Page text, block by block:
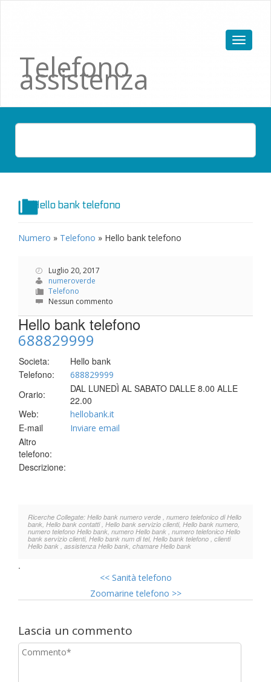
Telefono
assistenza
Hello bank telefono
Numero » Telefono » Hello bank telefono
Luglio 20, 2017
numeroverde
Telefono
Nessun commento
Hello bank telefono
688829999
Societa:
Hello bank
Telefono:
688829999
Orario:
DAL LUNEDÌ AL SABATO DALLE 8.00 ALLE
22.00
Web:
hellobank.it
E-mail Inviare email
Altro
telefono:
Descrizione:
Ricerche Collegate: Hello bank numero verde , numero telefonico di Hello
bank, Hello bank contatti , Hello bank servizio clienti, Hello bank numero,
numero telefono Hello bank, numero Hello bank , numero telefonico Hello
bank servizio clienti, Hello bank num di tel, Hello bank telefono , clienti
Hello bank , assistenza Hello bank, chamare Hello bank
.
<< Sanità telefono
Zoomarine telefono >>
Lascia un commento